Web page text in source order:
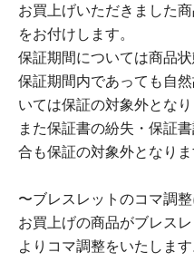
お買上げいただきました
をお付けします。
保証期間については商品状
保証期間内であっても自
いては保証の対象外となり
また保証書の紛失・保証
合も保証の対象外となりま
〜ブレスレットのコマ調
お買上げの商品がブレス
よりコマ調整をいたします